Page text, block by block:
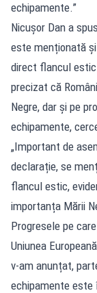
echipamente.”
Nicușor Dan a
este menționată
direct flancul estic
precizat că
Negre, dar și pe
echipamente,
„Important de
declarație, se
flancul estic,
importanța Mării
Progresele pe
Uniunea
v-am anunțat,
echipamente este